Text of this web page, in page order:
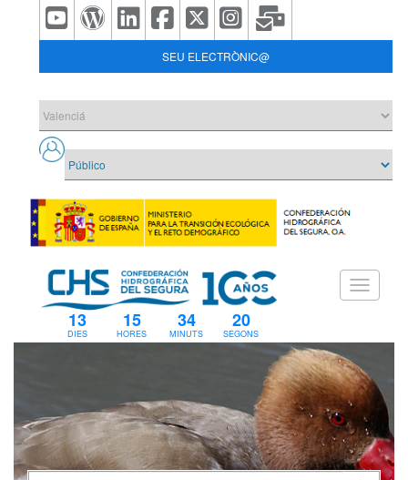
SEU ELECTRÒNIC@
13
DIES
15
HORES
34
MINUTS
19
SEGONS